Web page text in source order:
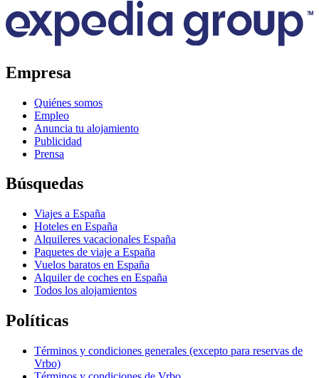
Empresa
Quiénes somos
Empleo
Anuncia tu alojamiento
Publicidad
Prensa
Búsquedas
Viajes a España
Hoteles en España
Alquileres vacacionales España
Paquetes de viaje a España
Vuelos baratos en España
Alquiler de coches en España
Todos los alojamientos
Políticas
Términos y condiciones generales (excepto para reservas de
Vrbo)